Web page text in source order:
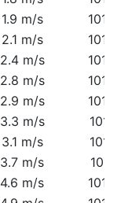
1.9 m/s
2.1 m/s
2.4 m/s
2.8 m/s
2.9 m/s
3.3 m/s
3.1 m/s
3.7 m/s
4.6 m/s